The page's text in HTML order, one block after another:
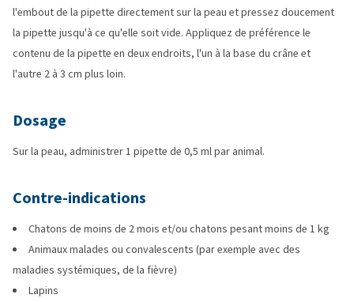
l'embout de la pipette directement sur la peau et pressez doucement
la pipette jusqu'à ce qu'elle soit vide. Appliquez de préférence le
contenu de la pipette en deux endroits, l'un à la base du crâne et
l'autre 2 à 3 cm plus loin.
Dosage
Sur la peau, administrer 1 pipette de 0,5 ml par animal.
Contre-indications
Chatons de moins de 2 mois et/ou chatons pesant moins de 1 kg
Animaux malades ou convalescents (par exemple avec des
maladies systémiques, de la fièvre)
Lapins